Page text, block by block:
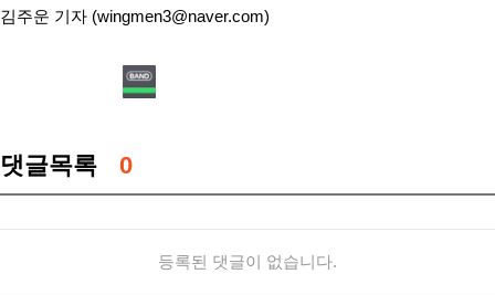
김주운 기자 (wingmen3@naver.com)
댓글목록 0
등록된 댓글이 없습니다.